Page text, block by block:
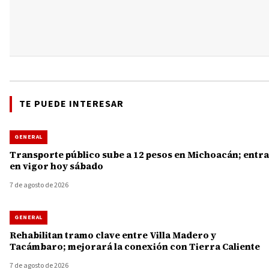
TE PUEDE INTERESAR
GENERAL
Transporte público sube a 12 pesos en Michoacán; entra
en vigor hoy sábado
7 de agosto de 2026
GENERAL
Rehabilitan tramo clave entre Villa Madero y
Tacámbaro; mejorará la conexión con Tierra Caliente
7 de agosto de 2026